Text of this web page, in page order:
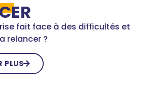
fait face à des difficultés et
relancer ?
PLUS